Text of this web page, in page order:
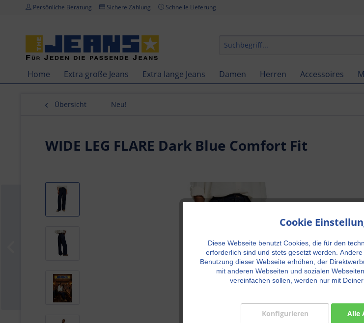
Persönliche Beratung Sichere Zahlung Schnelle Lieferung
Home Extra große Jeans Extra lange Jeans Damen Herren Accessoires
Cookie
Diese Webseite benutzt Cookies, die für den
erforderlich sind und stets gesetzt werden.
Benutzung dieser Webseite erhöhen, der
mit anderen Webseiten und sozialen
vereinfachen sollen, werden nur mit
Konfigurieren Alle
Übersicht Neu!
WIDE LEG FLARE Dark Blue Comfort Fit